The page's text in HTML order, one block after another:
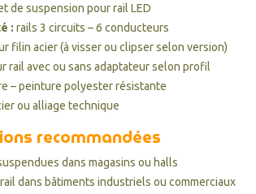
de suspension pour rail LED
: rails 3 circuits – 6 conducteurs
filin acier (à visser ou clipser selon version)
rail avec ou sans adaptateur selon profil
– peinture polyester résistante
ou alliage technique
recommandées
dans magasins ou halls
dans bâtiments industriels ou commerciaux